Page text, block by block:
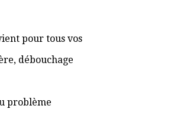
pour tous vos
débouchage
problème